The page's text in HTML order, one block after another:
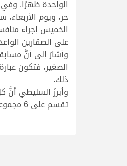
الخميس إجراء
على الصقارين
وأشارَ إلى أنَّ
الصغير، فتكون
ذلك.
تقسم على 6 مجموعات حسب الفئة، بالإضافة إلى نهائي الدعو قرناس شاهين.